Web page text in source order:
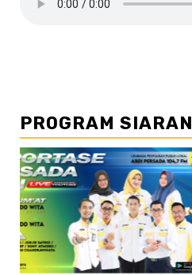
PROGRAM SIARAN
//2